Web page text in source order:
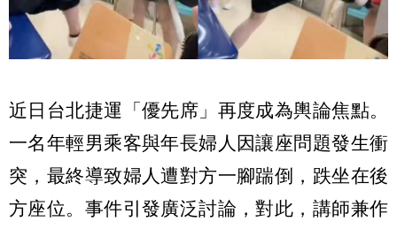
近日台北捷運「優先席」再度成為輿論焦點。
一名年輕男乘客與年長婦人因讓座問題發生衝
突，最終導致婦人遭對方一腳踹倒，跌坐在後
方座位。事件引發廣泛討論，對此，講師兼作